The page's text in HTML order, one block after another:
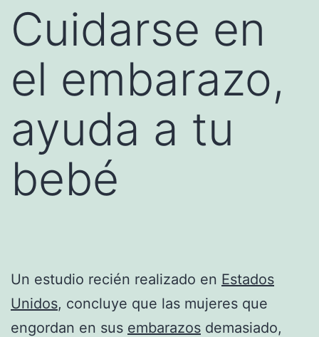
Cuidarse en
el embarazo,
ayuda a tu
bebé
Un estudio recién realizado en Estados
Unidos, concluye que las mujeres que
engordan en sus embarazos demasiado,